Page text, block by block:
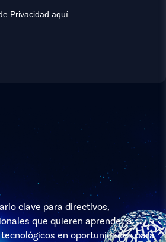
Privacidad aquí
clave para directivos,
que quieren aprender a
en oportunidades para